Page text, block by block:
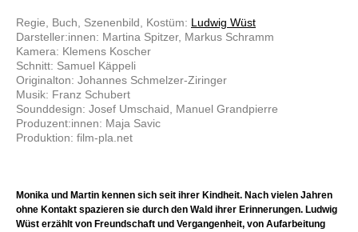
Regie, Buch, Szenenbild, Kostüm: Ludwig Wüst
Darsteller:innen: Martina Spitzer, Markus Schramm
Kamera: Klemens Koscher
Schnitt: Samuel Käppeli
Originalton: Johannes Schmelzer-Ziringer
Musik: Franz Schubert
Sounddesign: Josef Umschaid, Manuel Grandpierre
Produzent:innen: Maja Savic
Produktion: film-pla.net
Monika und Martin kennen sich seit ihrer Kindheit. Nach vielen Jahren
ohne Kontakt spazieren sie durch den Wald ihrer Erinnerungen. Ludwig
Wüst erzählt von Freundschaft und Vergangenheit, von Aufarbeitung